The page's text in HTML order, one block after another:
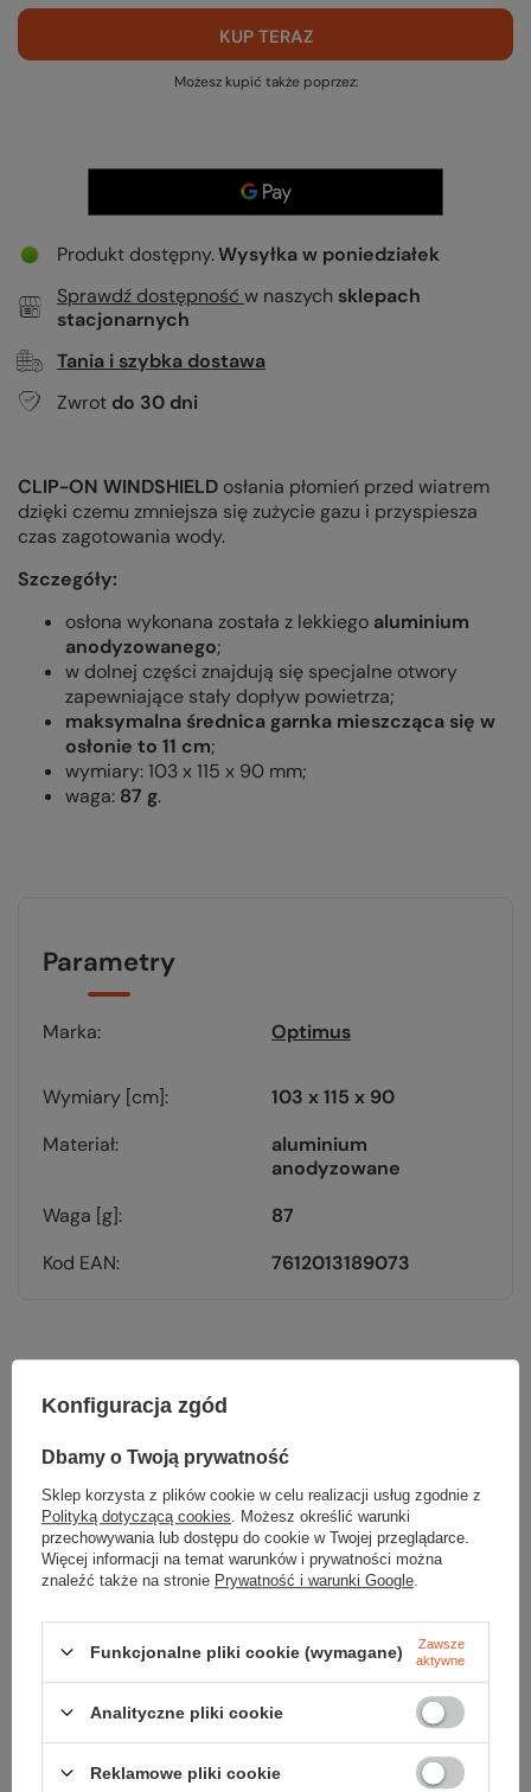
KUP TERAZ
Możesz kupić także poprzez:
Produkt dostępny Wysyłkaw poniedziałek
Sprawdź dostępność w naszych sklepach
stacjonarnych
Tania i szybka dostawa
Zwrot do 30 dni
CLIP-ON WINDSHIELD osłania płomień przed wiatrem
dzięki czemu zmniejsza się zużycie gazu i przyspiesza
czas zagotowania wody.
Szczegóły:
osłona wykonana została z lekkiego aluminium
anodyzowanego;
w dolnej części znajdują się specjalne otwory
zapewniające stały dopływ powietrza;
maksymalna średnica garnka mieszcząca się w
osłonie to 11 cm;
wymiary: 103 x 115 x 90 mm;
waga: 87 g.
Parametry
Marka Optimus
Wymiary [cm]
103 x 115 x 90
Materiał
aluminium
anodyzowane
Waga [g]
87
Kod EAN
7612013189073
Sprawdź
czy masz wszystko
TWOJA LISTA SPRZĘTOWA
Gwarancja
Konfiguracja zgód
Dbamy o Twoją prywatność
Sklep korzysta z plików cookie w celu realizacji usług zgodnie z
Polityką dotyczącą cookies . Możesz określić warunki
przechowywania lub dostępu do cookie w Twojej przeglądarce.
Więcej informacji na temat warunków i prywatności można
znaleźć także na stronie Prywatność i warunki Google
Funkcjonalne pliki cookie (wymagane)
Zawsze
aktywne
Analityczne pliki cookie
Reklamowe pliki cookie